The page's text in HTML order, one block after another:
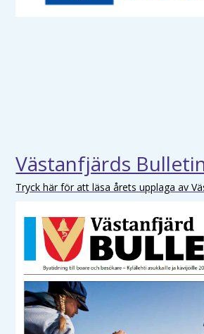
Västanfjärds
Tryck här för att läsa årets upplaga av